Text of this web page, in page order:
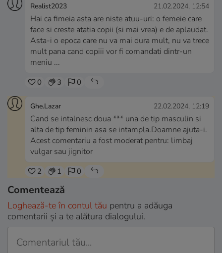
Realist2023 21.02.2024, 12:54
Hai ca fimeia asta are niste atuu-uri: o femeie care
face si creste atatia copii (si mai vrea) e de aplaudat.
Asta-i o epoca care nu va mai dura mult, nu va trece
mult pana cand copiii vor fi comandati dintr-un
meniu ...
0 3 0
Ghe.Lazar 22.02.2024, 12:19
Cand se intalnesc doua *** una de tip masculin si
alta de tip feminin asa se intampla.Doamne ajuta-i.
Acest comentariu a fost moderat pentru: limbaj
vulgar sau jignitor
2 1 0
Comentează
Loghează-te în contul tău pentru a adăuga
comentarii și a te alătura dialogului.